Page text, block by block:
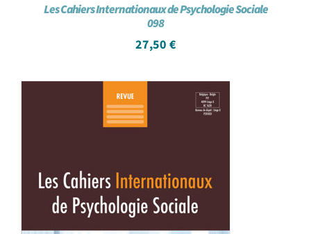
Les Cahiers Internationaux de Psychologie Sociale
098
27,50 €